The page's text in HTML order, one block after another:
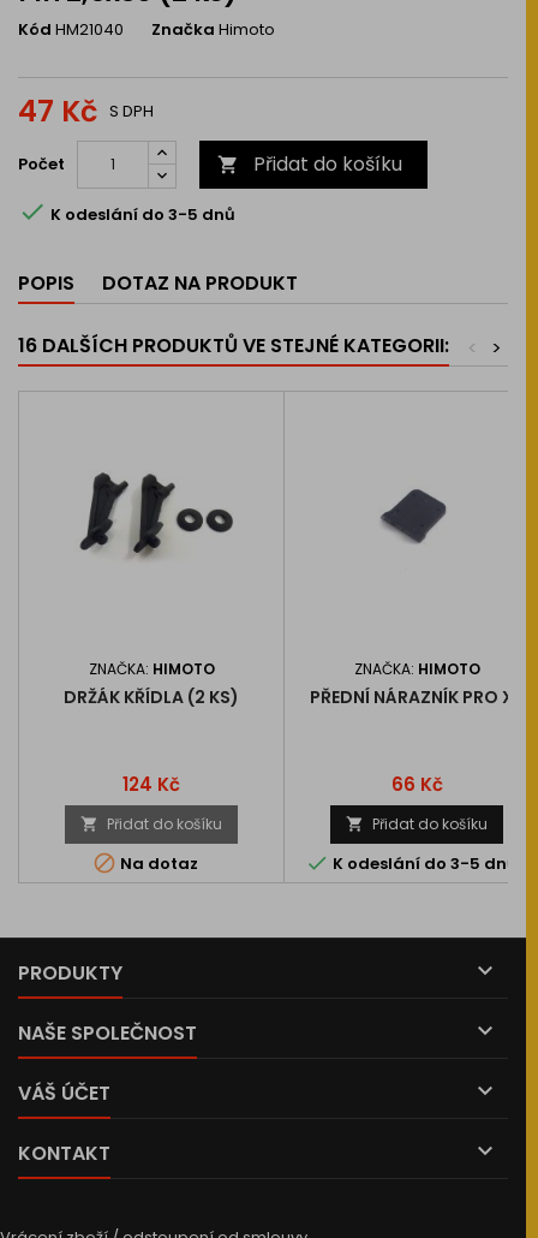
Kód HM21040 Značka Himoto
47 Kč S DPH
Počet  Přidat do košíku
 K odeslání do 3-5 dnů
POPIS DOTAZ NA PRODUKT
16 DALŠÍCH PRODUKTŮ VE STEJNÉ KATEGORII: >
<
ZNAČKA: HIMOTO
DRŽÁK KŘÍDLA (2 KS)
Cena
124 Kč
 Přidat do košíku
 Na dotaz
ZNAČKA: HIMOTO
PŘEDNÍ NÁRAZNÍK PRO XB
Cena
66 Kč
 Přidat do košíku
 K odeslání do 3-5 dnů
PRODUKTY 
NAŠE SPOLEČNOST 
VÁŠ ÚČET 
KONTAKT 